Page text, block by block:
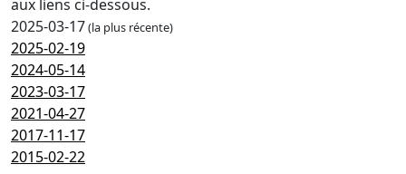
aux liens ci-dessous.
2025-03-17(la plus récente)
2025-02-19
2024-05-14
2023-03-17
2021-04-27
2017-11-17
2015-02-22